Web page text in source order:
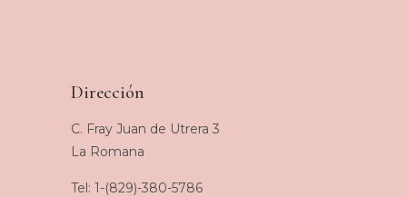
Dirección
C. Fray Juan de Utrera 3
La Romana
Tel: 1-(829)-380-5786